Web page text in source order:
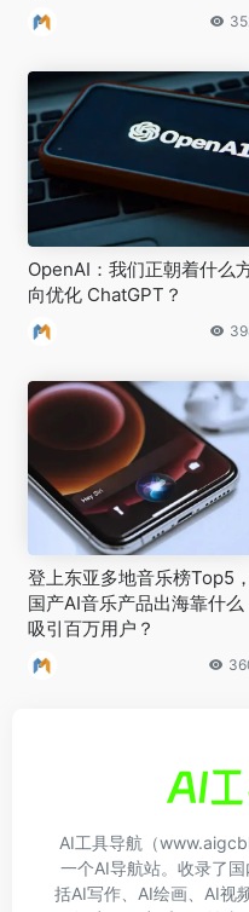
OpenAI：我们正朝着什么
向优化 ChatGPT？
登上东亚多地音乐榜Top5，
国产AI音乐产品出海靠什么
吸引百万用户？
AI工具导航（
一个AI导航站。收录了
括AI写作、AI绘画、AI视